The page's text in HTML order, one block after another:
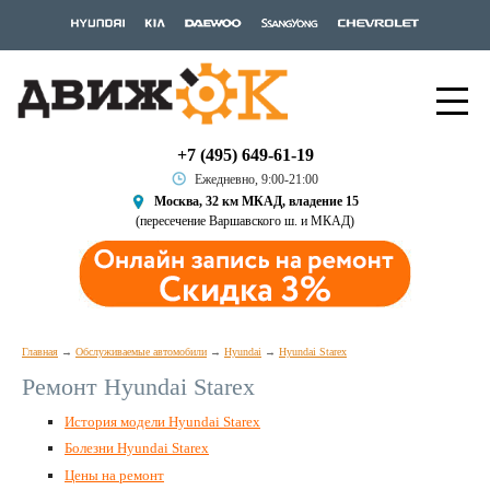
+7 (495) 649-61-19
Ежедневно, 9:00-21:00
Москва, 32 км МКАД, владение 15
(пересечение Варшавского ш. и МКАД)
Главная Обслуживаемые автомобили Hyundai Hyundai Starex
Ремонт Hyundai Starex
История модели Hyundai Starex
Болезни Hyundai Starex
Цены на ремонт